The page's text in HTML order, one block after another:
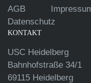
AGB
Datenschutz
KONTAKT
USC Heidelberg
Bahnhofstraße 34/1
69115 Heidelberg